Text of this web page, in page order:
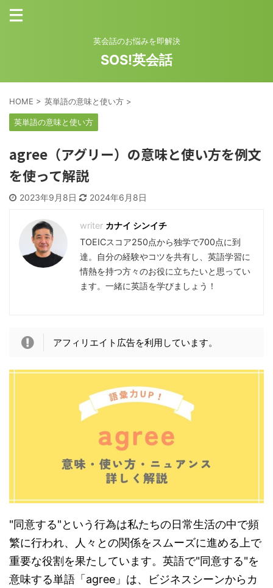
英会話のお悩みを即解決
SOS!英会話
HOME > 英単語の意味と使い方 >
英単語の意味と使い方
agree（アグリー）の意味と使い方を例文
を使って解説
2023年9月8日 2024年6月8日
カナイ シンイチ
TOEICスコア250点から独学で700点に到
達。自分の経験やコツを共有し、英語学習に
情熱を持つ方々のお役に立ちたいと思ってい
ます。一緒に英語を学びましょう！
アフィリエイト広告を利用しています。
"同意する"という行為は私たちの日常生活の中で頻
繁に行われ、人々との関係をスムーズに進める上で
重要な役割を果たしています。英語で"同意する"を
意味する単語「agree」は、ビジネスシーンからカ